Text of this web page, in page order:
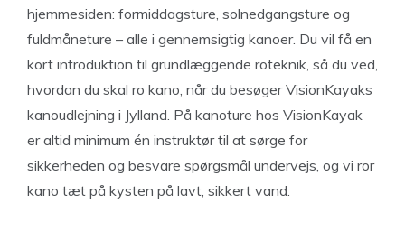
hjemmesiden: formiddagsture, solnedgangsture og
fuldmåneture – alle i gennemsigtig kanoer. Du vil få en
kort introduktion til grundlæggende roteknik, så du ved,
hvordan du skal ro kano, når du besøger VisionKayaks
kanoudlejning i Jylland. På kanoture hos VisionKayak
er altid minimum én instruktør til at sørge for
sikkerheden og besvare spørgsmål undervejs, og vi ror
kano tæt på kysten på lavt, sikkert vand.